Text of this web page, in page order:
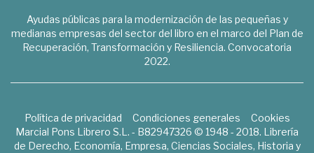
Ayudas públicas para la modernización de las pequeñas y
medianas empresas del sector del libro en el marco del Plan de
Recuperación, Transformación y Resiliencia. Convocatoria
2022.
Política de privacidad Condiciones generales
Cookies
Marcial Pons Librero S.L. - B82947326 © 1948 - 2018. Librería
de Derecho, Economía, Empresa, Ciencias Sociales, Historia y